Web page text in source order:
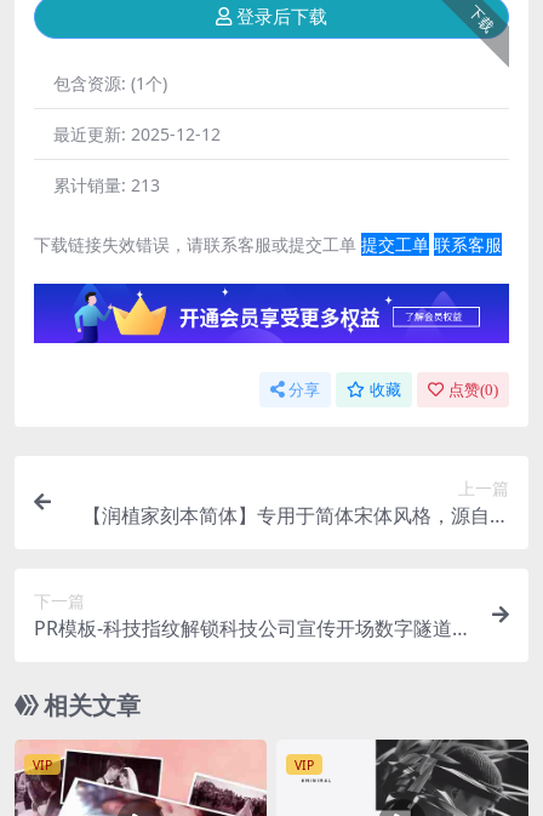
下载
登录后下载
包含资源: (1个)
最近更新: 2025-12-12
累计销量: 213
下载链接失效错误，请联系客服或提交工单 提交工单 联系客服
分享 收藏 点赞(0)
上一篇
【润植家刻本简体】专用于简体宋体风格，源自刻
下一篇
PR模板-科技指纹解锁科技公司宣传开场数字隧道标
相关文章
VIP VIP